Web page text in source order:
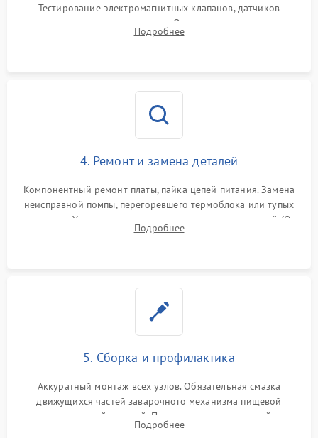
Тестирование электромагнитных клапанов, датчиков
температуры и расходомера. Оценка степени износа
жерновов кофемолки, уплотнительных колец гидросистемы
Подробнее
4. Ремонт и замена деталей
Компонентный ремонт платы, пайка цепей питания. Замена
неисправной помпы, перегоревшего термоблока или тупых
жерновов. Установка новых силиконовых уплотнителей (O-
ring) и тефлоновых трубок для надежного устранения
Подробнее
5. Сборка и профилактика
Аккуратный монтаж всех узлов. Обязательная смазка
движущихся частей заварочного механизма пищевой
силиконовой смазкой. Проведение программной
декальцинации и очистки системы от кофейных масел.
Подробнее